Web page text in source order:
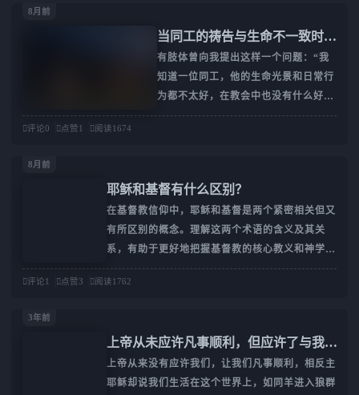
程里的两个部分。但在以
弗所书 2:8也许是圣经里
讲因恩典藉信心得救最经
典的一节里，重生根本没
我要不要回来工作，我都
因孩子年幼无人照顾而拒
绝，另有省城工作的同事
也向我发出了橄榄枝，我
抬头看了一眼正在玩积木
了孩子们都上幼儿园的年
纪，提前考下了幼师证，
计划一边带娃一边贴补家
用。 不料，长期劳累和
气血亏损
使徒保罗传福音以及解决问题的时
候，可以发现使徒保罗始终在贯彻
这样的原则。比如，他向雅典人传
讲福音，知道他们凡事敬畏鬼神，
便由此为切入点引入耶稣基督，告
以那位“未识之神”开始了，乃是引
导他们查考圣经，因为他们信靠耶
和华上帝，只要知道使徒保罗所传
的那位死而复活的耶稣基督是不是
预言中的弥赛亚就可以了。受使
8月前
当同工的祷告与生命不一致时，
我们该如何回应？
有肢体曾向我提出这样一个问题：“我
知道一位同工，他的生命光景和日常行
为都不太好，在教会中也没有什么好名
声。但他在教会做义工，平时也会开口
说‘阿们’吗？若回应‘阿们’，想到他实
际的生命如此不堪，心里实在过不去；
若不回应，他的祷告本身并没有问题，
比如他带领教会祷告，或是为软弱的肢
体代求，内容都是合宜的。那我到底该
来承担。结果在实际使用过程中，才发
现他的生命状态并不理想。这就引发了
一个问题：这类同工
评论0 点赞1 阅读1674
8月前
耶稣和基督有什么区
别？
在基督教信仰中，耶稣和
基督是两个紧密相关但又
有所区别的概念。理解这
两个术语的含义及其关
说明一下耶稣和基督的区
别，并探讨它们在基督教
中的重要性。一、耶稣
评论1 点赞3 阅读1762
3年前
上帝从未应许凡事顺利，但应许了与我
们同在
上帝从来没有应许我们，让我们凡事顺利，相反主
耶稣却说我们生活在这个世界上，如同羊进入狼群